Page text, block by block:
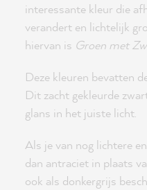
interessante kleur die
verandert en lichtelijk
hiervan is Groen met
Deze kleuren bevatten
Dit zacht gekleurde
glans in het juiste licht.
Als je van nog lichtere
dan antraciet in plaats
ook als donkergrijs